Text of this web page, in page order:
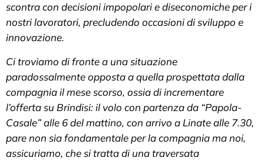
scontra con decisioni impopolari e diseconomiche per i
nostri lavoratori, precludendo occasioni di sviluppo e
innovazione.
Ci troviamo di fronte a una situazione
paradossalmente opposta a quella prospettata dalla
compagnia il mese scorso, ossia di incrementare
l’offerta su Brindisi: il volo con partenza da “Papola-
Casale” alle 6 del mattino, con arrivo a Linate alle 7.30,
pare non sia fondamentale per la compagnia ma noi,
assicuriamo, che si tratta di una traversata